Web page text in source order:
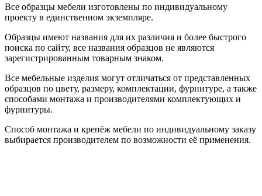
Все образцы мебели изготовлены по индивидуальному
проекту в единственном экземпляре.
Образцы имеют названия для их различия и более быстрого
поиска по сайту, все названия образцов не являются
зарегистрированным товарным знаком.
Все мебельные изделия могут отличаться от представленных
образцов по цвету, размеру, комплектации, фурнитуре, а также
способами монтажа и производителями комплектующих и
фурнитуры.
Способ монтажа и крепёж мебели по индивидуальному заказу
выбирается производителем по возможности её применения.